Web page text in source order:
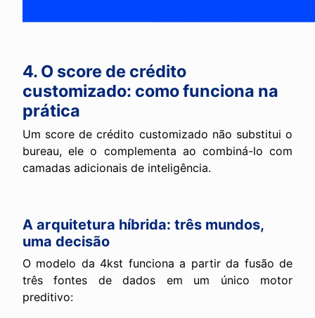
4. O score de crédito
customizado: como funciona na
prática
Um score de crédito customizado não substitui o
bureau, ele o complementa ao combiná-lo com
camadas adicionais de inteligência.
A arquitetura híbrida: três mundos,
uma decisão
O modelo da 4kst funciona a partir da fusão de
três fontes de dados em um único motor
preditivo: